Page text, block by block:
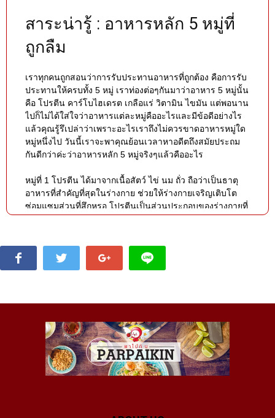
สาระน่ารู้ : อาหารหลัก 5 หมู่ที่
ถูกลืม
เราทุกคนถูกสอนว่าการรับประทานอาหารที่ถูกต้อง คือการรับ
ประทานให้ครบทั้ง 5 หมู่ เราท่องต่อๆกันมาว่าอาหาร 5 หมู่นั้น
คือ โปรตีน คาร์โบไฮเดรต เกลือแร่ วิตามิน ไขมัน แต่พอนาน
ไปก็ไม่ได้ใส่ใจว่าอาหารแต่ละหมู่คืออะไรและมีข้อดีอย่างไร
แล้วคุณรู้รึเปล่าว่าเพราะอะไรเราถึงไม่ควรขาดอาหารหมู่ใด
หมู่หนึ่งไป วันนี้เราจะพาคุณย้อนเวลาหาอดีตถึงสมัยประถม
กันดีกว่าค่ะว่าอาหารหลัก 5 หมู่จริงๆแล้วคืออะไร
หมู่ที่ 1 โปรตีน ได้มาจากเนื้อสัตว์ ไข่ นม ถั่ว ถือว่าเป็นธาตุ
อาหารที่สำคัญที่สุดในร่างกาย ช่วยให้ร่างกายเจริญเติบโต
ซ่อมแซมส่วนที่สึกหรอ โปรตีนเป็นส่วนประกอบของร่างกายที่
ซึ่งจำเป็นต่อการทำงานและการดำรงชีวิต ทั้งยังสำคัญต่อการ
เจริญเติบโตและการเสริมสร้างเนื้อเยื่อส่วนที่สึกหรอ เจ้า
เอนไซม์นี้มีความสำคัญยิ่งต่อระบบย่อยอาหาร เนื่องจาก
หากร่างกายได้รับโปรตีนคุณภาพซึ่งเป็นส่วนประกอบของ
เอนไซม์ในปริมาณที่เพียงพอ ก็จะช่วยให้อาหารต่างๆ ถูกย่อย
และดูดซึมเข้าสู่ร่างกายได้อย่างมีประสิทธิภาพ รู้มั้ยคะว่าคอล
ลาเจนที่จำเป็นต่อสาวๆอย่างเราก็เกิดจากการโปรตีนนี่แหละ
ค่ะ โปรตีนมีหน้าที่สร้างใยคอลลาเจนใต้ชั้นผิวหนังในร่างกาย